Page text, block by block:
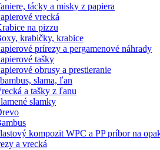
tácky a misky z papiera
vrecká
na pizzu
krabičky, krabice
prírezy a pergamenové náhrady
tašky
obrusy a prestieranie
slama, ľan
a tašky z ľanu
slamky
kompozit WPC a PP príbor na
a vrecká